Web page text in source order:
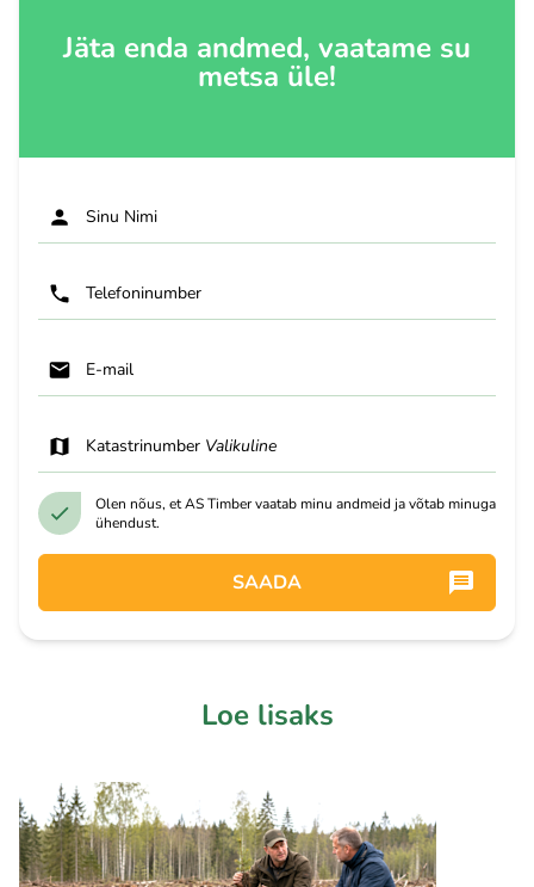
Jäta enda andmed, vaatame su
metsa üle!
Sinu Nimi
Telefoninumber
E-mail
Katastrinumber Valikuline
Olen nõus, et AS Timber vaatab minu andmeid ja võtab minuga
ühendust.
SAADA
Loe lisaks